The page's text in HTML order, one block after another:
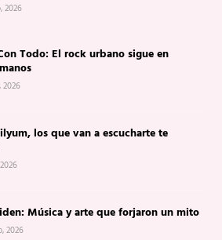
2026
Todo: El rock urbano sigue en
2026
los que van a escucharte te
Música y arte que forjaron un mito
2026